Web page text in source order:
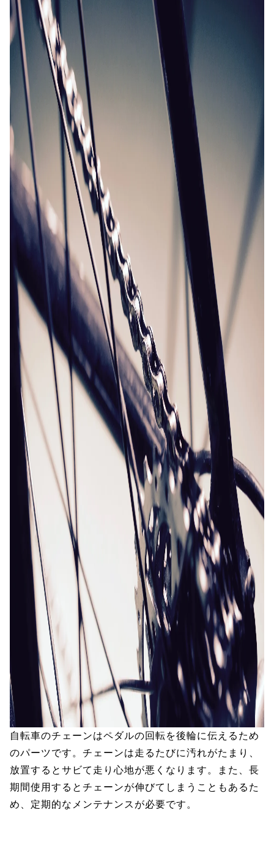
自転車のチェーンはペダルの回転を後輪に伝えるため
のパーツです。チェーンは走るたびに汚れがたまり、
放置するとサビて走り心地が悪くなります。また、長
期間使用するとチェーンが伸びてしまうこともあるた
め、定期的なメンテナンスが必要です。